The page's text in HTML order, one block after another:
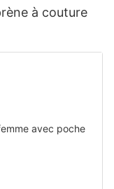
à couture